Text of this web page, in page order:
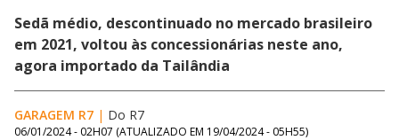
Sedã médio, descontinuado no mercado brasileiro
em 2021, voltou às concessionárias neste ano,
agora importado da Tailândia
GARAGEM R7 | Do R7
06/01/2024 - 02H07 (ATUALIZADO EM 19/04/2024 - 05H55)